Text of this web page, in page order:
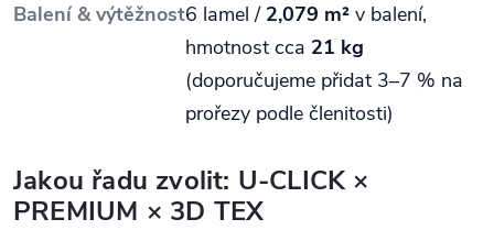
Balení & výtěžnost6 lamel / 2,079 m² v balení,
hmotnost cca 21 kg
(doporučujeme přidat 3–7 % na
prořezy podle členitosti)
Jakou řadu zvolit: U‑CLICK ×
PREMIUM × 3D TEX